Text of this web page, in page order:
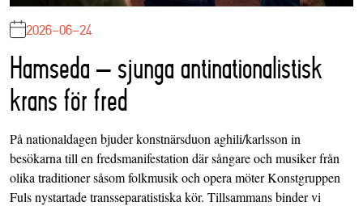
2026-06-24
Hamseda – sjunga antinationalistisk
krans för fred
På nationaldagen bjuder konstnärsduon aghili/karlsson in
besökarna till en fredsmanifestation där sångare och musiker från
olika traditioner såsom folkmusik och opera möter Konstgruppen
Fuls nystartade transseparatistiska kör. Tillsammans binder vi